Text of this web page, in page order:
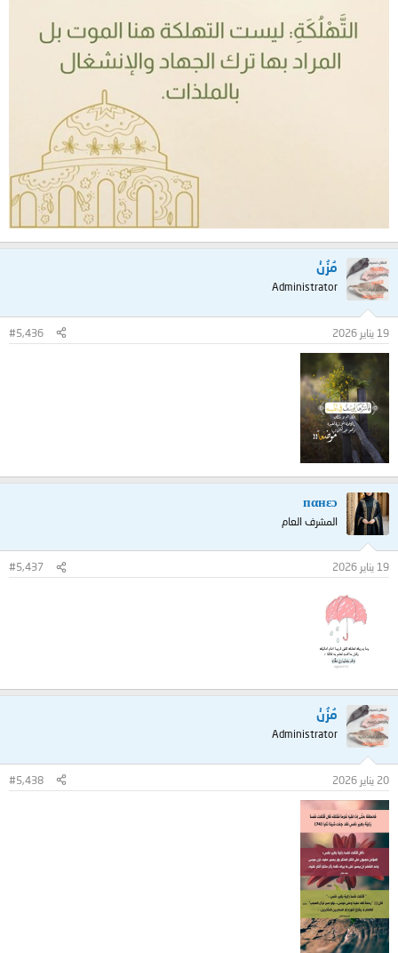
مُزُنْ
Administrator
19 يناير 2026 #5,436
пαнεɔ
المشرف العام
19 يناير 2026 #5,437
مُزُنْ
Administrator
20 يناير 2026 #5,438